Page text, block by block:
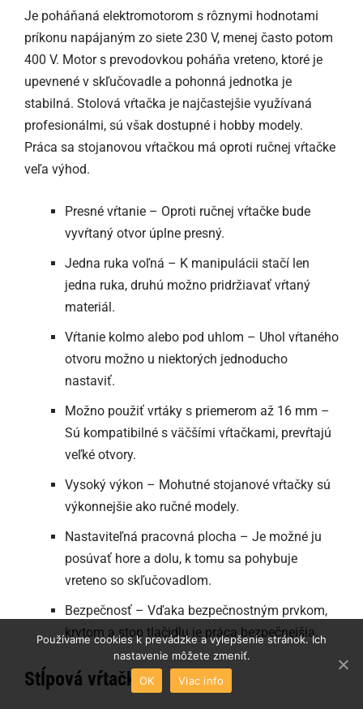
Je poháňaná elektromotorom s rôznymi hodnotami
príkonu napájaným zo siete 230 V, menej často potom
400 V. Motor s prevodovkou poháňa vreteno, ktoré je
upevnené v skľučovadle a pohonná jednotka je
stabilná. Stolová vŕtačka je najčastejšie využívaná
profesionálmi, sú však dostupné i hobby modely.
Práca sa stojanovou vŕtačkou má oproti ručnej vŕtačke
veľa výhod.
Presné vŕtanie – Oproti ručnej vŕtačke bude
vyvŕtaný otvor úplne presný.
Jedna ruka voľná – K manipulácii stačí len
jedna ruka, druhú možno pridržiavať vŕtaný
materiál.
Vŕtanie kolmo alebo pod uhlom – Uhol vŕtaného
otvoru možno u niektorých jednoducho
nastaviť.
Možno použiť vrtáky s priemerom až 16 mm –
Sú kompatibilné s väčšími vŕtačkami, prevŕtajú
veľké otvory.
Vysoký výkon – Mohutné stojanové vŕtačky sú
výkonnejšie ako ručné modely.
Nastaviteľná pracovná plocha – Je možné ju
posúvať hore a dolu, k tomu sa pohybuje
vreteno so skľučovadlom.
Bezpečnosť – Vďaka bezpečnostným prvkom,
krytom a stop tlačidlu je práca bezpečnejšia.
Stĺpová vŕtačka
Používame cookies k prevádzke a vylepšenie stránok. Ich
nastavenie môžete zmeniť.
OK
Viac info